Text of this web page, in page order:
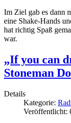
Im Ziel gab es dann
eine Shake-Hands
hat richtig Spaß
war.
„If you can
Stoneman
Details
Kategorie:
Veröffentlicht: